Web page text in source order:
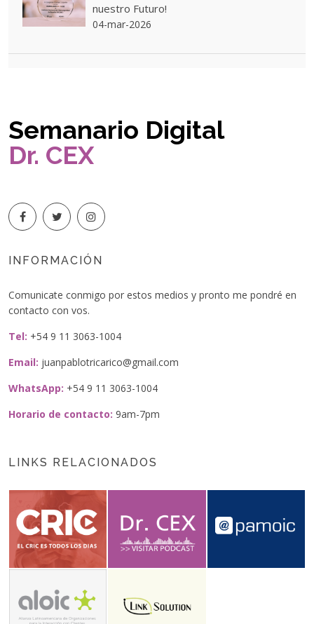
nuestro Futuro!
04-mar-2026
Semanario Digital
Dr. CEX
INFORMACIÓN
Comunicate conmigo por estos medios y pronto me pondré en
contacto con vos.
Tel: +54 9 11 3063-1004
Email: juanpablotricarico@gmail.com
WhatsApp: +54 9 11 3063-1004
Horario de contacto: 9am-7pm
LINKS RELACIONADOS